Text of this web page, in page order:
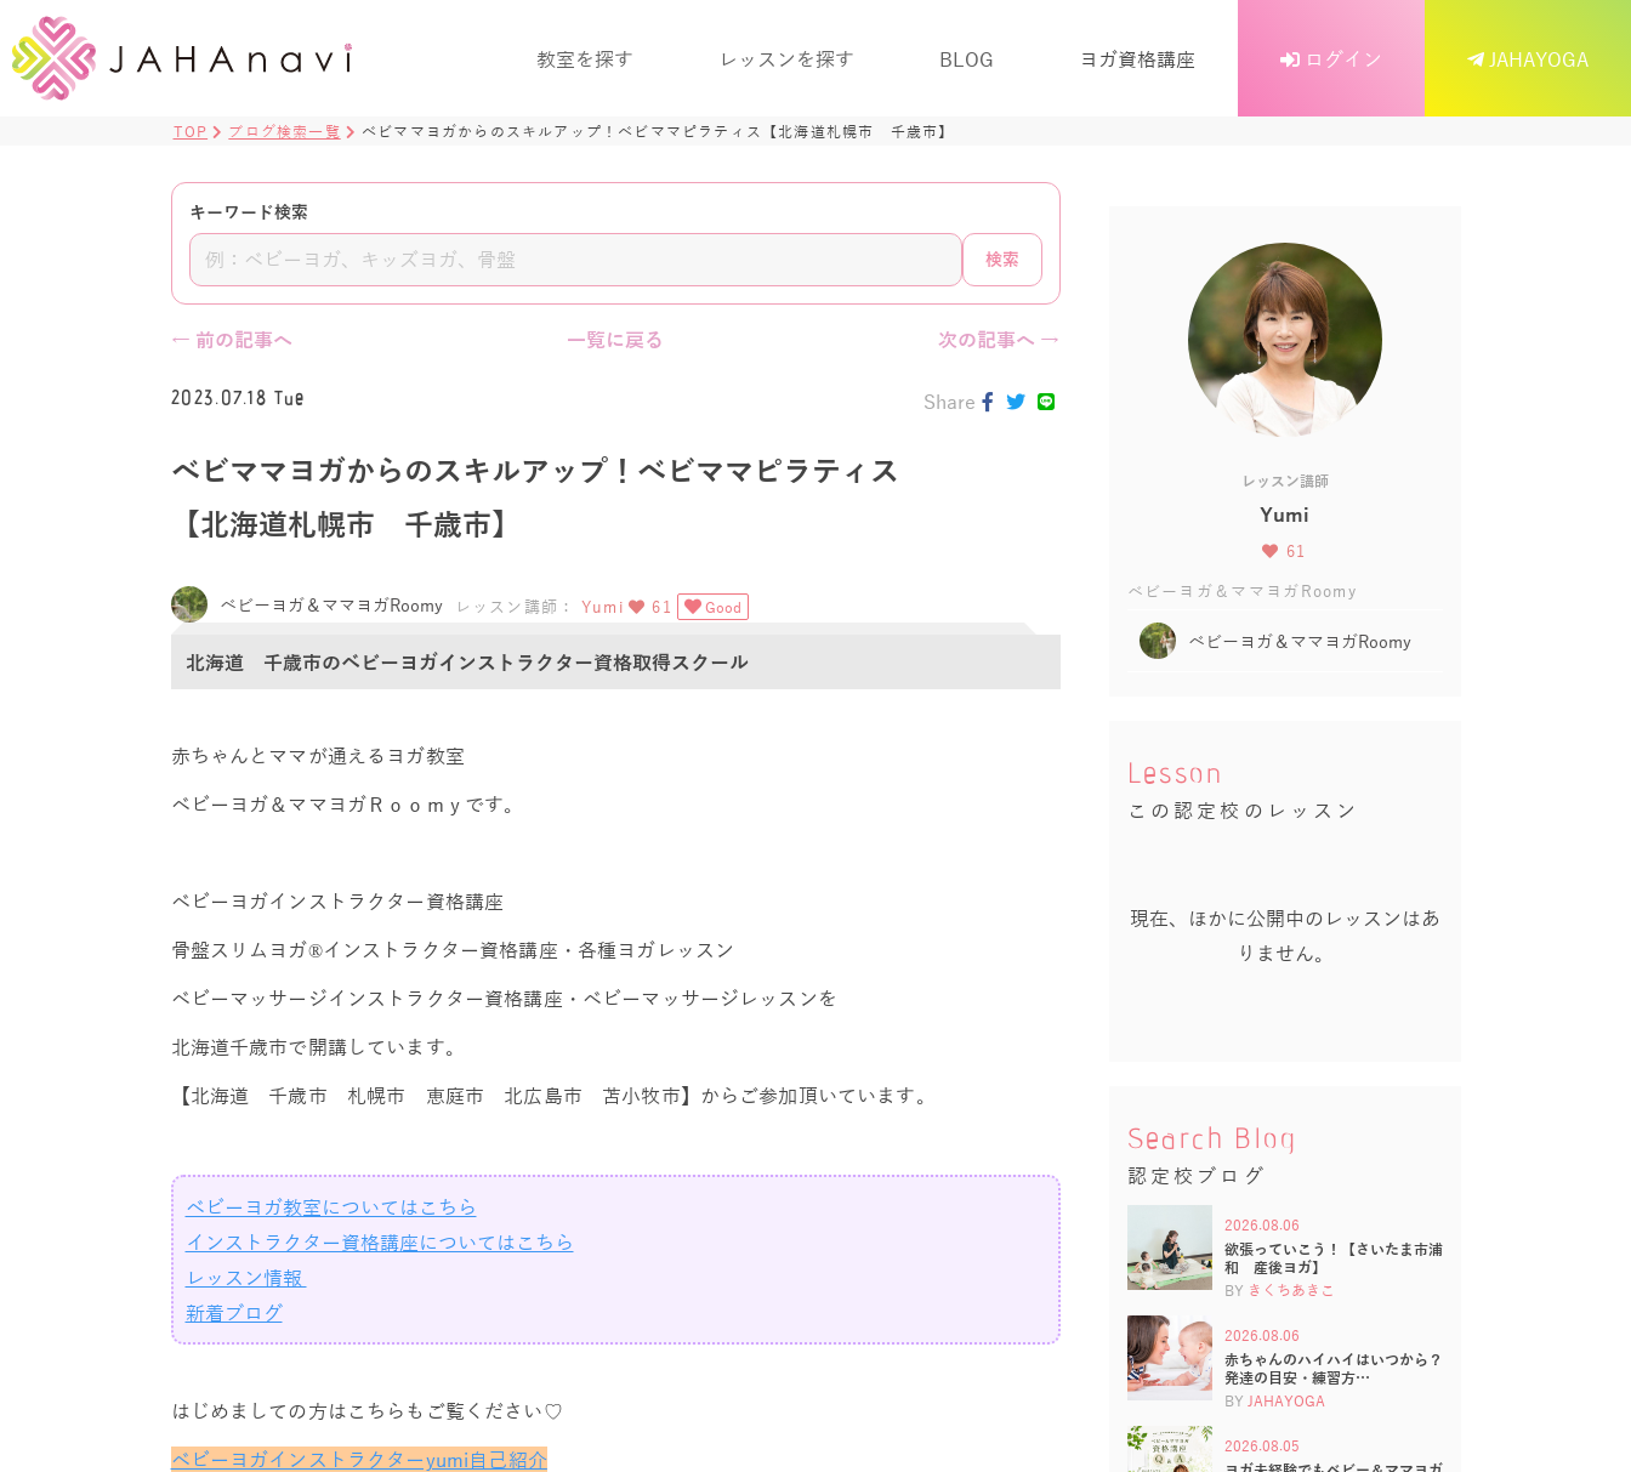
教室を探す レッスンを探す BLOG ヨガ資格講座 ログイン JAHAYOGA
TOP ブログ検索一覧 べビママヨガからのスキルアップ！べビママピラティス【北海道札幌市 千歳市】
キーワード検索
検索
← 前の記事へ 一覧に戻る 次の記事へ →
2023.07.18 Tue
べビママヨガからのスキルアップ！べビママピラティス
【北海道札幌市 千歳市】
ベビーヨガ＆ママヨガRoomy レッスン講師： Yumi 61 Good
Share
北海道 千歳市のベビーヨガインストラクター資格取得スクール
赤ちゃんとママが通えるヨガ教室
ベビーヨガ＆ママヨガＲｏｏｍｙです。
ベビーヨガインストラクター資格講座
骨盤スリムヨガ®インストラクター資格講座・各種ヨガレッスン
ベビーマッサージインストラクター資格講座・ベビーマッサージレッスンを
北海道千歳市で開講しています。
【北海道 千歳市 札幌市 恵庭市 北広島市 苫小牧市】からご参加頂いています。
ベビーヨガ教室についてはこちら
インストラクター資格講座についてはこちら
レッスン情報
新着ブログ
はじめましての方はこちらもご覧ください♡
ベビーヨガインストラクターyumi自己紹介
レッスン講師
Yumi
61
ベビーヨガ＆ママヨガRoomy
ベビーヨガ＆ママヨガRoomy
Lesson
この認定校のレッスン
現在、ほかに公開中のレッスンはあ
りません。
Search Blog
認定校ブログ
2026.08.06
欲張っていこう！【さいたま市浦
和 産後ヨガ】
BY きくちあきこ
2026.08.06
赤ちゃんのハイハイはいつから？
発達の目安・練習方…
BY JAHAYOGA
2026.08.05